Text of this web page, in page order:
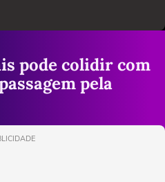
pode colidir com
pela